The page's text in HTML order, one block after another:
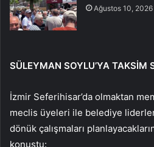
Ağustos 10, 2026
SÜLEYMAN SOYLU’YA TAKSİM
İzmir Seferihisar’da olmaktan
meclis üyeleri ile belediye
dönük çalışmaları
konuştu: